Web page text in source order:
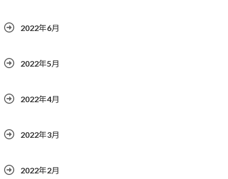
2022年6月
2022年5月
2022年4月
2022年3月
2022年2月